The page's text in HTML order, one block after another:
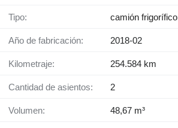
Tipo: camión frigorífico
Año de fabricación: 2018-02
Kilometraje: 254.584 km
Cantidad de asientos: 2
Volumen: 48,67 m³